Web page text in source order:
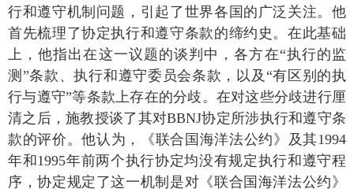
行和遵守机制问题，引起了世界各国的广泛关注。他
首先梳理了协定执行和遵守条款的缔约史。在此基础
上，他指出在这一议题的谈判中，各方在“执行的监
测”条款、执行和遵守委员会条款，以及“有区别的执
行与遵守”等条款上存在的分歧。在对这些分歧进行厘
清之后，施教授谈了其对BBNJ协定所涉执行和遵守条
款的评价。他认为，《联合国海洋法公约》及其1994
年和1995年前两个执行协定均没有规定执行和遵守程
序，协定规定了这一机制是对《联合国海洋法公约》